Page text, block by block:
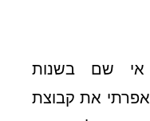
אי שם בשנות
את קבוצת